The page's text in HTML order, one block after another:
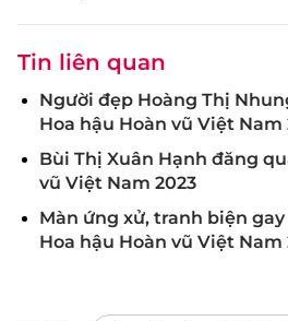
Tin liên quan
Người đẹp Hoàng Thị
Hoa hậu Hoàn vũ Việt Nam
Bùi Thị Xuân Hạnh đăng
vũ Việt Nam 2023
Màn ứng xử, tranh biện
Hoa hậu Hoàn vũ Việt Nam